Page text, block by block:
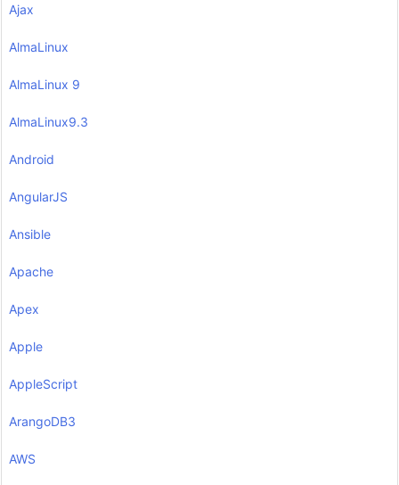
Ajax
AlmaLinux
AlmaLinux 9
AlmaLinux9.3
Android
AngularJS
Ansible
Apache
Apex
Apple
AppleScript
ArangoDB3
AWS